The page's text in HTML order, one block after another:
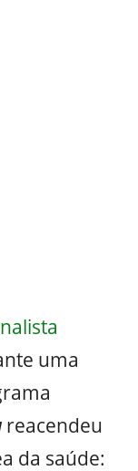
uma
reacendeu
da saúde: